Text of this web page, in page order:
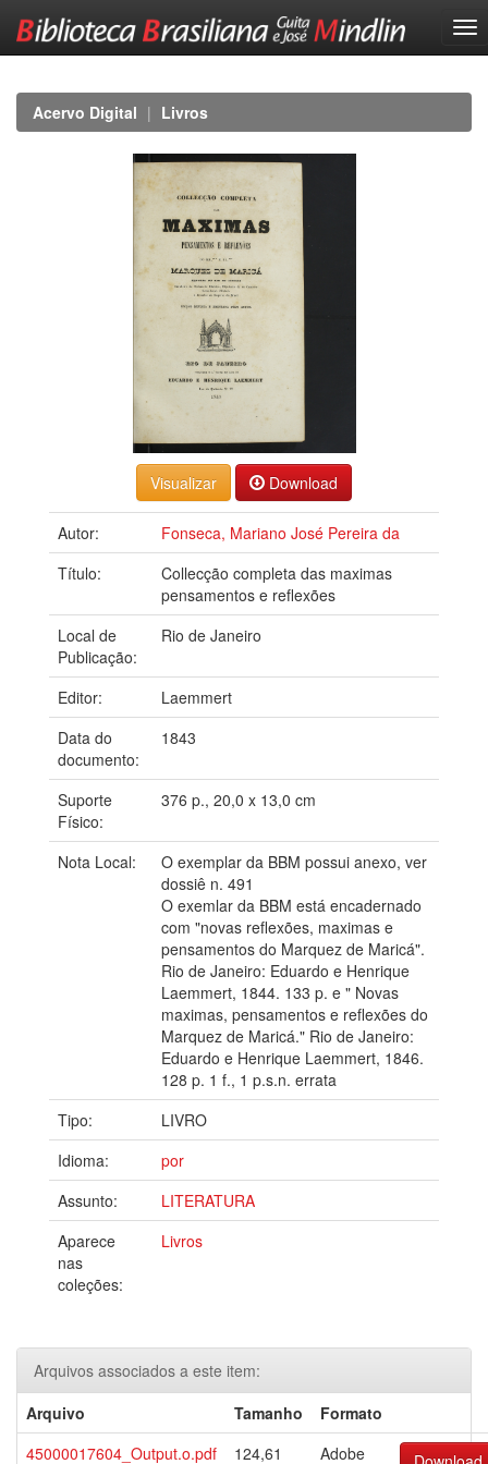
navigationAcervo Digital Livros
Download
Autor:
Fonseca, Mariano José Pereira da
Título:
Collecção completa das maximas
pensamentos e reflexões
Local de
Publicação:
Rio de Janeiro
Editor:
Laemmert
Data do
documento:
1843
Suporte
Físico:
376 p., 20,0 x 13,0 cm
Nota Local:
O exemplar da BBM possui anexo, ver
dossiê n. 491
O exemlar da BBM está encadernado
com "novas reflexões, maximas e
pensamentos do Marquez de Maricá".
Rio de Janeiro: Eduardo e Henrique
Laemmert, 1844. 133 p. e " Novas
maximas, pensamentos e reflexões do
Marquez de Maricá." Rio de Janeiro:
Eduardo e Henrique Laemmert, 1846.
128 p. 1 f., 1 p.s.n. errata
Tipo:
LIVRO
Idioma:
por
Assunto:
LITERATURA
Aparece
nas
coleções:
Livros
Arquivos associados a este item:
Arquivo
Tamanho
Formato
45000017604_Output.o.pdf
124,61
Adobe